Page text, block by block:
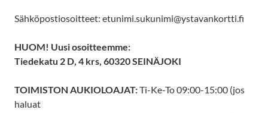
Sähköpostiosoitteet: etunimi.sukunimi@ystavankortti.fi
HUOM! Uusi osoitteemme:
Tiedekatu 2 D, 4 krs, 60320 SEINÄJOKI
TOIMISTON AUKIOLOAJAT:Ti-Ke-To 09:00-15:00 (jos
haluat